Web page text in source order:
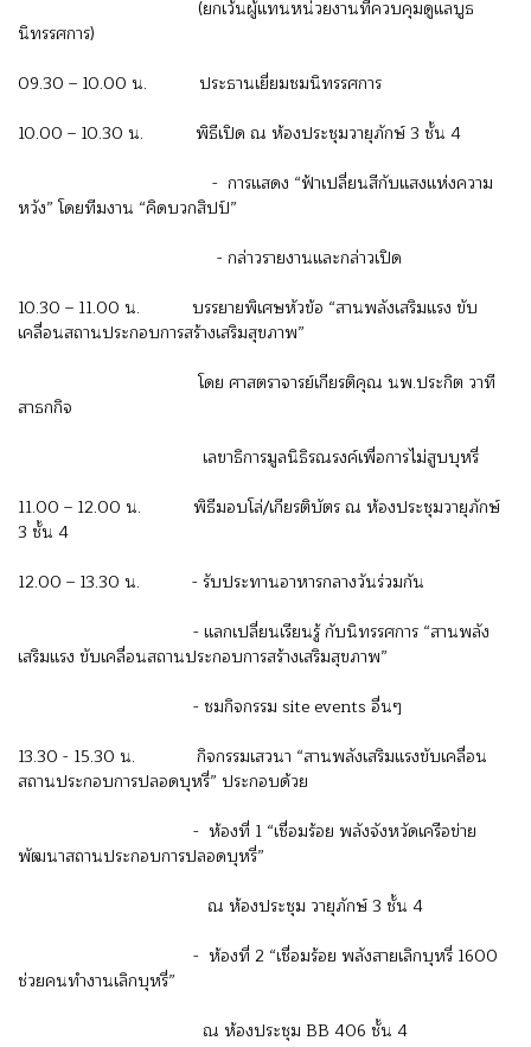
(ยกเว้นผู้แทนหน่วยงานที่ควบคุมดูแลบูธ
นิทรรศการ)
09.30 – 10.00 น. ประธานเยี่ยมชมนิทรรศการ
10.00 – 10.30 น. พิธีเปิด ณ ห้องประชุมวายุภักษ์ 3 ชั้น 4
- การแสดง “ฟ้าเปลี่ยนสีกับแสงแห่งความ
หวัง” โดยทีมงาน “คิดบวกสิปป์”
- กล่าวรายงานและกล่าวเปิด
10.30 – 11.00 น. บรรยายพิเศษหัวข้อ “สานพลังเสริมแรง ขับ
เคลื่อนสถานประกอบการสร้างเสริมสุขภาพ”
โดย ศาสตราจารย์เกียรติคุณ นพ.ประกิต วาที
สาธกกิจ
เลขาธิการมูลนิธิรณรงค์เพื่อการไม่สูบบุหรี่
11.00 – 12.00 น. พิธีมอบโล่/เกียรติบัตร ณ ห้องประชุมวายุภักษ์
3 ชั้น 4
12.00 – 13.30 น. - รับประทานอาหารกลางวันร่วมกัน
- แลกเปลี่ยนเรียนรู้ กับนิทรรศการ “สานพลัง
เสริมแรง ขับเคลื่อนสถานประกอบการสร้างเสริมสุขภาพ”
- ชมกิจกรรม site events อื่นๆ
13.30 - 15.30 น. กิจกรรมเสวนา “สานพลังเสริมแรงขับเคลื่อน
สถานประกอบการปลอดบุหรี่” ประกอบด้วย
- ห้องที่ 1 “เชื่อมร้อย พลังจังหวัดเครือข่าย
พัฒนาสถานประกอบการปลอดบุหรี่”
ณ ห้องประชุม วายุภักษ์ 3 ชั้น 4
- ห้องที่ 2 “เชื่อมร้อย พลังสายเลิกบุหรี่ 1600
ช่วยคนทำงานเลิกบุหรี่”
ณ ห้องประชุม BB 406 ชั้น 4